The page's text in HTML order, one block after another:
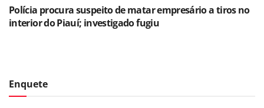
Polícia procura suspeito de matar empresário a tiros no
interior do Piauí; investigado fugiu
Enquete